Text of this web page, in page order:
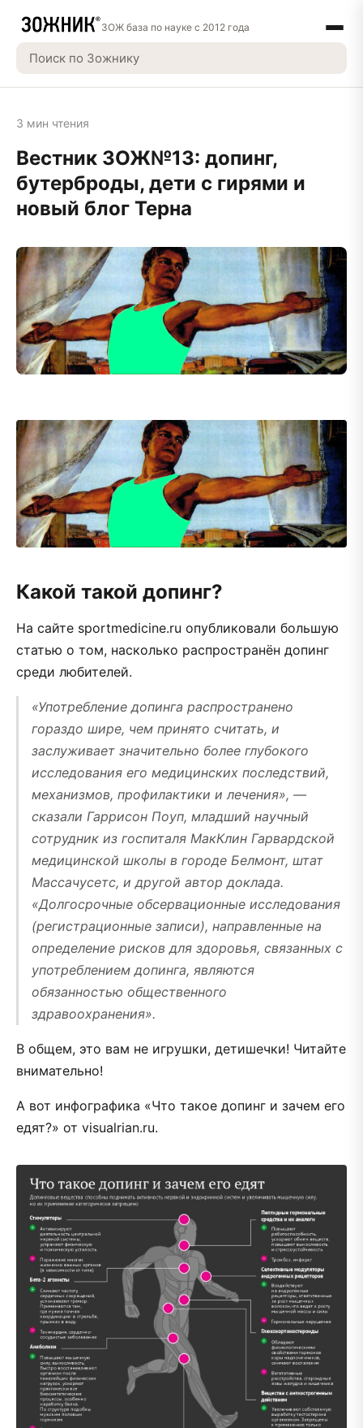
ЗОЖ база по науке с 2012 года
3 мин чтения
Вестник ЗОЖ№13: допинг,
бутерброды, дети с гирями и
новый блог Терна
Какой такой допинг?
На сайте sportmedicine.ru опубликовали большую
статью о том, насколько распространён допинг
среди любителей.
«Употребление допинга распространено
гораздо шире, чем принято считать, и
заслуживает значительно более глубокого
исследования его медицинских последствий,
механизмов, профилактики и лечения», —
сказали Гаррисон Поуп, младший научный
сотрудник из госпиталя МакКлин Гарвардской
медицинской школы в городе Белмонт, штат
Массачусетс, и другой автор доклада.
«Долгосрочные обсервационные исследования
(регистрационные записи), направленные на
определение рисков для здоровья, связанных с
употреблением допинга, являются
обязанностью общественного
здравоохранения».
В общем, это вам не игрушки, детишечки! Читайте
внимательно!
А вот инфографика «Что такое допинг и зачем его
едят?» от visualrian.ru.